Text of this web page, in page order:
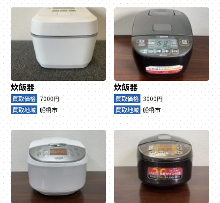
炊飯器
買取価格 7000円
買取地域 船橋市
炊飯器
買取価格 3000円
買取地域 船橋市